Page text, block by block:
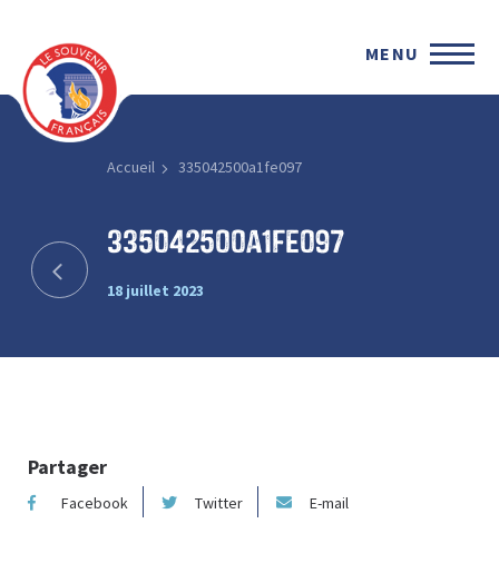
MENU
Accueil 335042500a1fe097
335042500a1fe097
18 juillet 2023
Partager
Facebook Twitter E-mail